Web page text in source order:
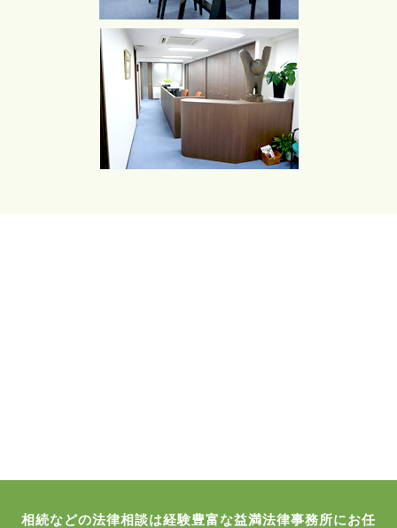
相続などの法律相談は経験豊富な益満法律事務所にお任